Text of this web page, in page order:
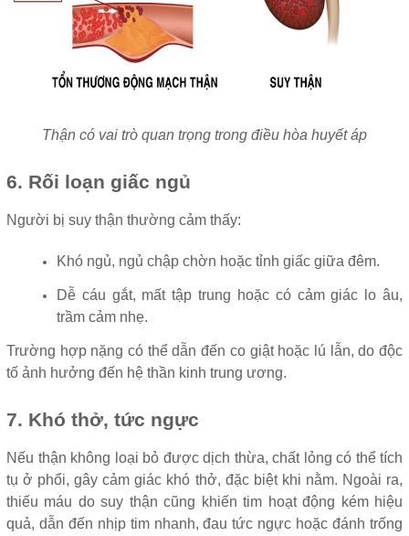
Thận có vai trò quan trọng trong điều hòa huyết áp
6. Rối loạn giấc ngủ
Người bị suy thận thường cảm thấy:
Khó ngủ, ngủ chập chờn hoặc tỉnh giấc giữa đêm.
Dễ cáu gắt, mất tập trung hoặc có cảm giác lo âu,
trầm cảm nhẹ.
Trường hợp nặng có thể dẫn đến co giật hoặc lú lẫn, do độc
tố ảnh hưởng đến hệ thần kinh trung ương.
7. Khó thở, tức ngực
Nếu thận không loại bỏ được dịch thừa, chất lỏng có thể tích
tụ ở phổi, gây cảm giác khó thở, đặc biệt khi nằm. Ngoài ra,
thiếu máu do suy thận cũng khiến tim hoạt động kém hiệu
quả, dẫn đến nhịp tim nhanh, đau tức ngực hoặc đánh trống